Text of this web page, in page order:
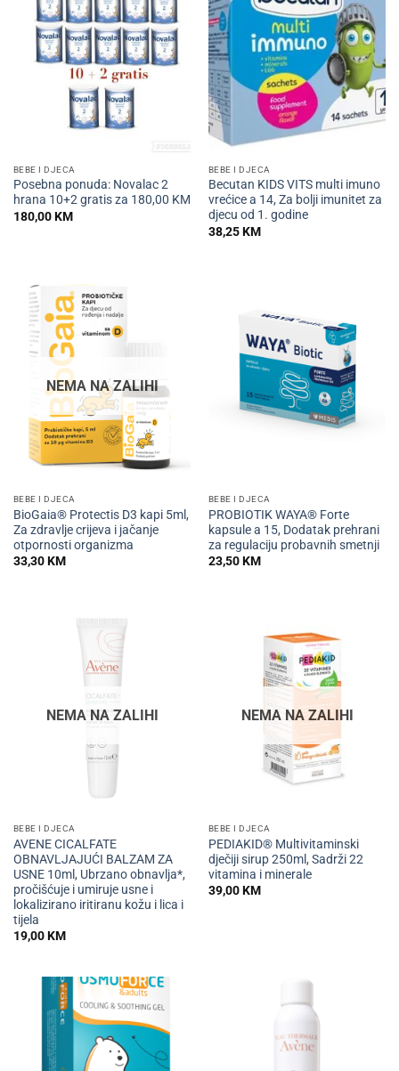
BEBE I DJECA
Posebna ponuda: Novalac 2
hrana 10+2 gratis za 180,00 KM
180,00KM
BEBE I DJECA
Becutan KIDS VITS multi imuno
vrećice a 14, Za bolji imunitet za
djecu od 1. godine
38,25KM
NEMA NA ZALIHI
BEBE I DJECA
BioGaia® Protectis D3 kapi 5ml,
Za zdravlje crijeva i jačanje
otpornosti organizma
33,30KM
BEBE I DJECA
PROBIOTIK WAYA® Forte
kapsule a 15, Dodatak prehrani
za regulaciju probavnih smetnji
23,50KM
NEMA NA ZALIHI
BEBE I DJECA
AVENE CICALFATE
OBNAVLJAJUĆI BALZAM ZA
USNE 10ml, Ubrzano obnavlja*,
pročišćuje i umiruje usne i
lokalizirano iritiranu kožu i lica i
tijela
19,00KM
NEMA NA ZALIHI
BEBE I DJECA
PEDIAKID® Multivitaminski
dječiji sirup 250ml, Sadrži 22
vitamina i minerale
39,00KM